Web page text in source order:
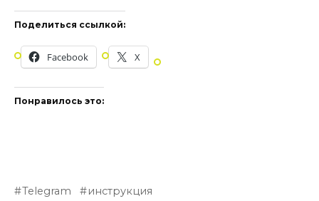
Поделиться ссылкой:
Facebook X
Понравилось это:
Telegram
инструкция